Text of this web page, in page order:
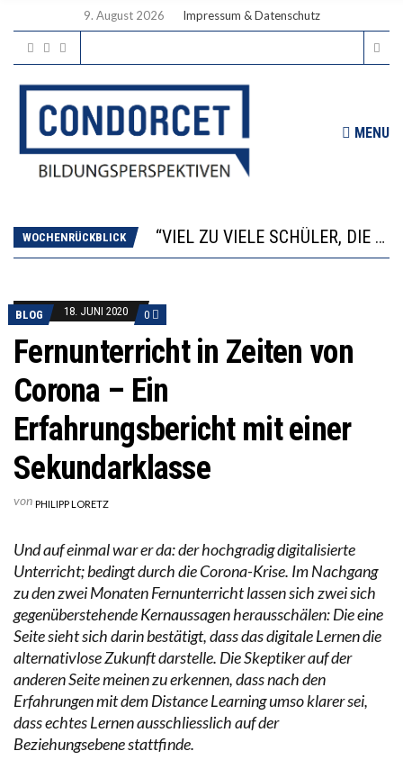
9. August 2026 Impressum & Datenschutz
MENU
WOCHENRÜCKBLICK
DIE GANZE HILFLOSIGKEIT DES BILDUNGSBÜRGERTUMS
WORAUS WÄCHST, WAS KINDER TRÄGT
BLOG 18. JUNI 2020 0
Fernunterricht in Zeiten von
Corona – Ein
Erfahrungsbericht mit einer
Sekundarklasse
von PHILIPP LORETZ
Und auf einmal war er da: der hochgradig digitalisierte
Unterricht; bedingt durch die Corona-Krise. Im Nachgang
zu den zwei Monaten Fernunterricht lassen sich zwei sich
gegenüberstehende Kernaussagen herausschälen: Die eine
Seite sieht sich darin bestätigt, dass das digitale Lernen die
alternativlose Zukunft darstelle. Die Skeptiker auf der
anderen Seite meinen zu erkennen, dass nach den
Erfahrungen mit dem Distance Learning umso klarer sei,
dass echtes Lernen ausschliesslich auf der
Beziehungsebene stattfinde.